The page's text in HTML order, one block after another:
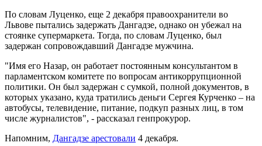
По словам Луценко, еще 2 декабря правоохранители во
Львове пытались задержать Дангадзе, однако он убежал на
стоянке супермаркета. Тогда, по словам Луценко, был
задержан сопровождавший Дангадзе мужчина.
"Имя его Назар, он работает постоянным консультантом в
парламентском комитете по вопросам антикоррупционной
политики. Он был задержан с сумкой, полной документов, в
которых указано, куда тратились деньги Сергея Курченко – на
автобусы, телевидение, питание, подкуп разных лиц, в том
числе журналистов", - рассказал генпрокурор.
Напомним, Дангадзе арестовали 4 декабря.